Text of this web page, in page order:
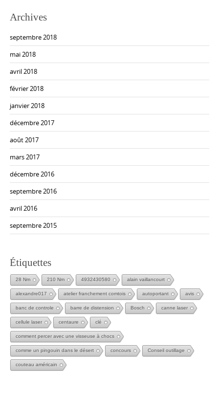
Archives
septembre 2018
mai 2018
avril 2018
février 2018
janvier 2018
décembre 2017
août 2017
mars 2017
décembre 2016
septembre 2016
avril 2016
septembre 2015
Étiquettes
28 Nm 210 Nm 4932430580 alain vaillancourt
alexandre017 atelier franchement comtois autoportant avis
banc de controle barre de distension Bosch canne laser
cellule laser centaure clé
comment percer avec une visseuse à chocs
comme un pingouin dans le désert concours Conseil outillage
couteau américain